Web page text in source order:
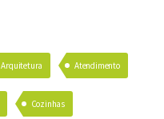
Arquitetura Atendimento
Cozinhas